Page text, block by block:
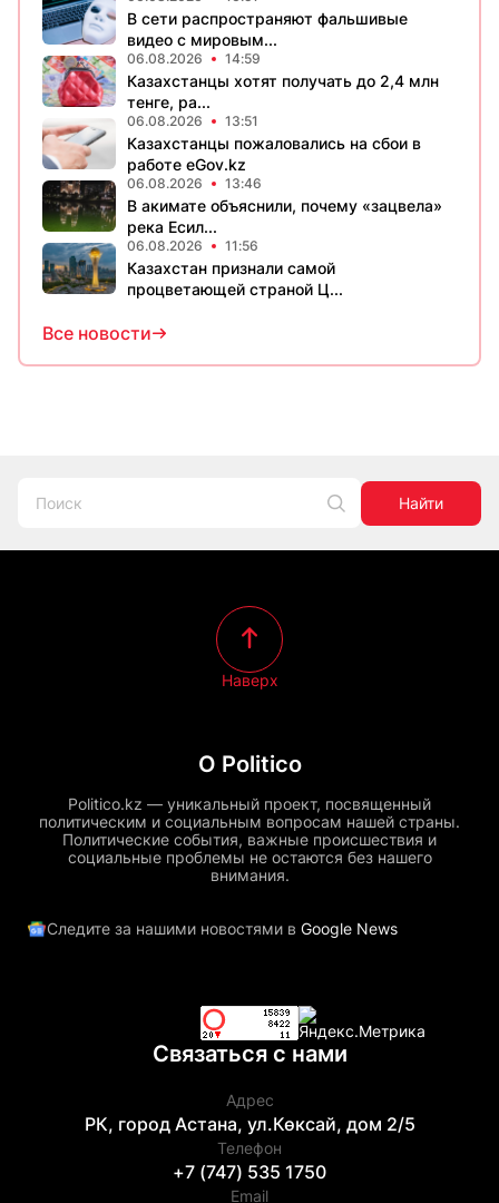
В сети распространяют фальшивые
видео с мировым...
06.08.2026 14:59
Казахстанцы хотят получать до 2,4 млн
тенге, ра...
06.08.2026 13:51
Казахстанцы пожаловались на сбои в
работе eGov.kz
06.08.2026 13:46
В акимате объяснили, почему «зацвела»
река Есил...
06.08.2026 11:56
Казахстан признали самой
процветающей страной Ц...
Все новости
Найти
О Politico
Politico.kz — уникальный проект, посвященный
политическим и социальным вопросам нашей страны.
Политические события, важные происшествия и
социальные проблемы не остаются без нашего
внимания.
Следите за нашими новостями в Google News
Наверх
Связаться с нами
Адрес
РК, город Астана, ул.Көксай, дом 2/5
Телефон
+7 (747) 535 1750
Email